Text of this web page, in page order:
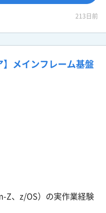
213日前
】メインフレーム基盤
Z、z/OS）の実作業経験